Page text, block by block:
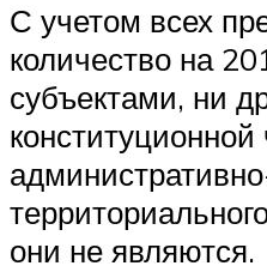
С учетом всех
количество на
субъектами, ни
они не являются.